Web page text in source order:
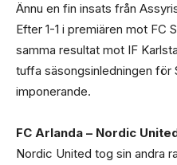
Ännu en fin insats från
Efter 1-1 i premiären mot FC
samma resultat mot IF
tuffa säsongsinledningen för
imponerande.
FC Arlanda – Nordic
Nordic United tog sin andra